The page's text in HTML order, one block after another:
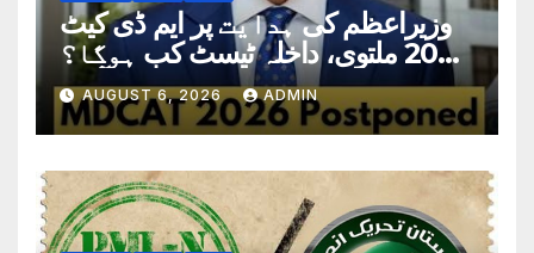
وزیراعظم کی ہدایت پر ایم ڈی کیٹ
2026 ملتوی، داخلہ ٹیسٹ کب ہوگا؟
تاریخ سامنے آگئی
AUGUST 6, 2026 ADMIN